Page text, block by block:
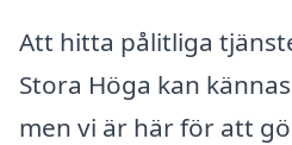
Att hitta pålitliga
Stora Höga kan
men vi är här för att